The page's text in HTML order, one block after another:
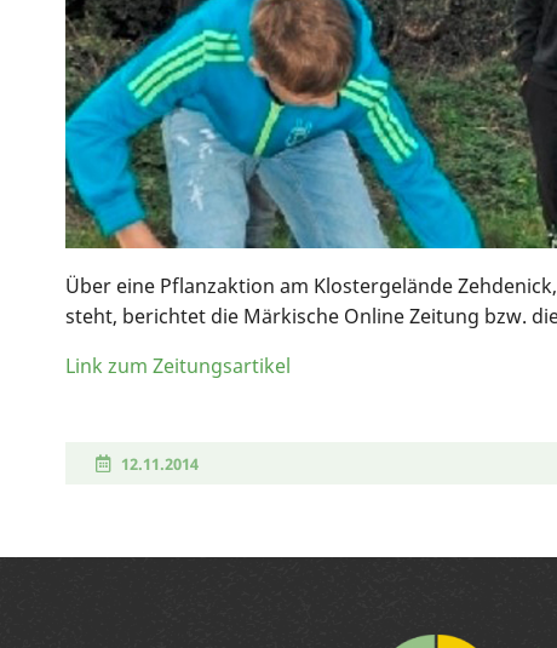
Über eine Pflanzaktion am Klostergelände
steht, berichtet die Märkische Online Zeitung bzw.
Link zum Zeitungsartikel
12.11.2014